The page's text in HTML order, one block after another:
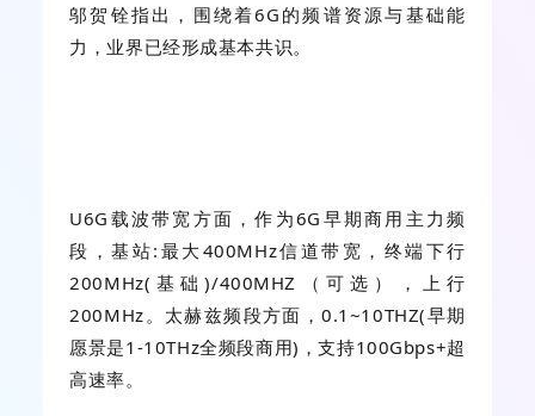
邬贺铨指出，围绕着6G的频谱资源与基础能
力，业界已经形成基本共识。
U6G载波带宽方面，作为6G早期商用主力频
段，基站:最大400MHz信道带宽，终端下行
200MHz(基础)/400MHZ（可选），上行
200MHz。 太赫兹频段方面，0.1~10THZ(早期
愿景是1-10THz全频段商用)，支持100Gbps+超
高速率。